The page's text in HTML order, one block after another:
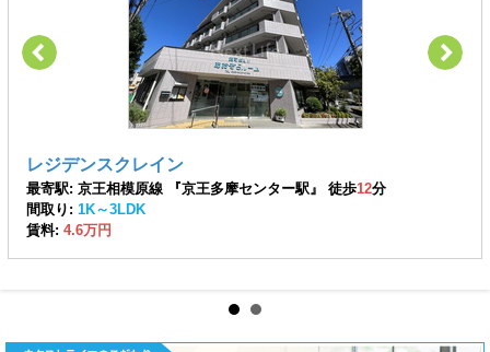
レジデンスクレイン
最寄駅: 京王相模原線 『京王多摩センター駅』 徒歩12分
間取り: 1K～3LDK
賃料: 4.6万円